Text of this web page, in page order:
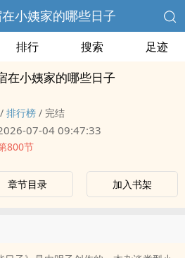
小姨家的哪些日子
排行 搜索 足迹
在小姨家的哪些日子
/ 排行榜 / 完结
07-04 09:47:33
800节
章节目录 加入书架